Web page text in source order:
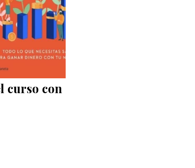
curso con